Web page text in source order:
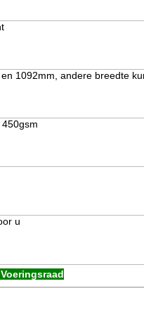
1092mm, andere breedte
u